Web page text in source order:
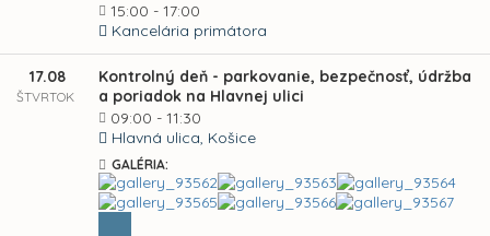
15:00 - 17:00
Kancelária primátora
17.08
ŠTVRTOK
Kontrolný deň - parkovanie, bezpečnosť, údržba
a poriadok na Hlavnej ulici
09:00 - 11:30
Hlavná ulica, Košice
GALÉRIA: